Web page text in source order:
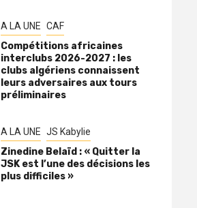
A LA UNE CAF
Compétitions africaines
interclubs 2026-2027 : les
clubs algériens connaissent
leurs adversaires aux tours
préliminaires
A LA UNE JS Kabylie
Zinedine Belaïd : « Quitter la
JSK est l’une des décisions les
plus difficiles »